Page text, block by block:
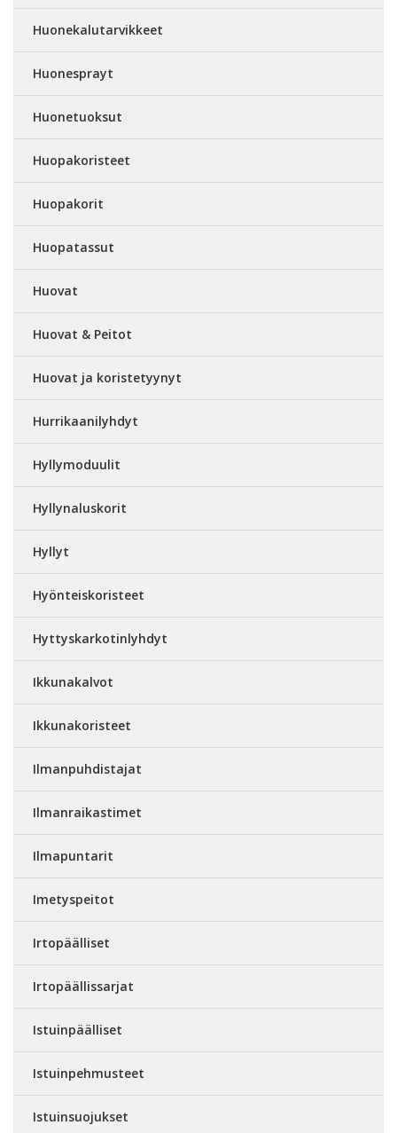
Huonekalutarvikkeet
Huonesprayt
Huonetuoksut
Huopakoristeet
Huopakorit
Huopatassut
Huovat
Huovat & Peitot
Huovat ja koristetyynyt
Hurrikaanilyhdyt
Hyllymoduulit
Hyllynaluskorit
Hyllyt
Hyönteiskoristeet
Hyttyskarkotinlyhdyt
Ikkunakalvot
Ikkunakoristeet
Ilmanpuhdistajat
Ilmanraikastimet
Ilmapuntarit
Imetyspeitot
Irtopäälliset
Irtopäällissarjat
Istuinpäälliset
Istuinpehmusteet
Istuinsuojukset